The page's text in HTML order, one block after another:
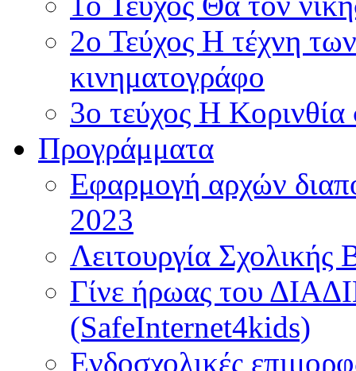
2ο Τεύχος Η τέχνη
κινηματογράφο
3ο τεύχος Η
Προγράμματα
Εφαρμογή αρχών
2023
Λειτουργία Σχολικής
Γίνε ήρωας του
(SafeInternet4kids)
Ενδοσχολικές